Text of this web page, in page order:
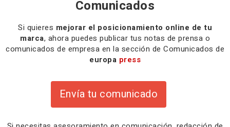
Comunicados
Si quieres mejorar el posicionamiento online de tu
marca, ahora puedes publicar tus notas de prensa o
comunicados de empresa en la sección de Comunicados de
europa press
Envía tu comunicado